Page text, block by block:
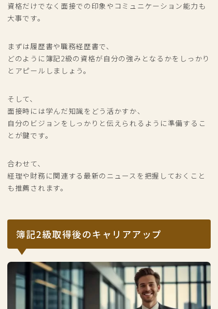
資格だけでなく面接での印象やコミュニケーション能力も
大事です。
まずは履歴書や職務経歴書で、
どのように簿記2級の資格が自分の強みとなるかをしっかり
とアピールしましょう。
そして、
面接時には学んだ知識をどう活かすか、
自分のビジョンをしっかりと伝えられるように準備するこ
とが鍵です。
合わせて、
経理や財務に関連する最新のニュースを把握しておくこと
も推薦されます。
簿記2級取得後のキャリアアップ